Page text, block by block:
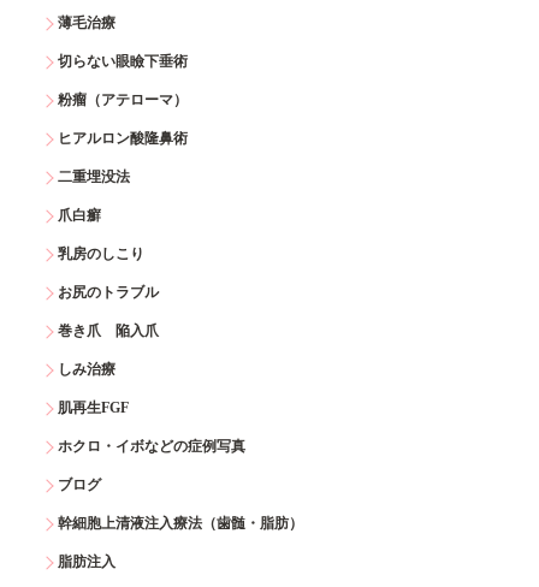
薄毛治療
切らない眼瞼下垂術
粉瘤（アテローマ）
ヒアルロン酸隆鼻術
二重埋没法
爪白癬
乳房のしこり
お尻のトラブル
巻き爪 陥入爪
しみ治療
肌再生FGF
ホクロ・イボなどの症例写真
ブログ
幹細胞上清液注入療法（歯髄・脂肪）
脂肪注入